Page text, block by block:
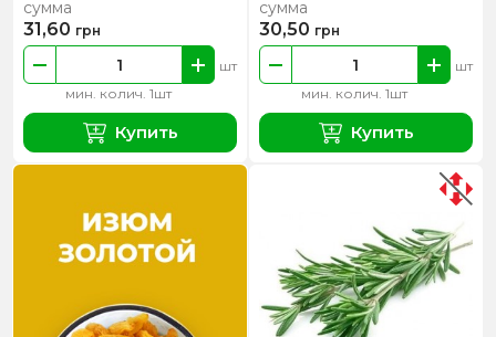
мин. колич. 1шт
шт
сумма
31,60 грн
Купить
мин. колич. 1шт
шт
сумма
30,50 грн
Купить